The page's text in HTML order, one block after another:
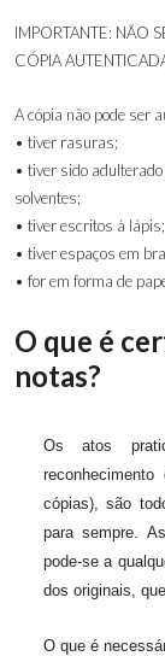
IMPORTANTE: NÃO
CÓPIA
A cópia não pode ser
• tiver rasuras;
• tiver sido
solventes;
• tiver escritos à lápis;
• tiver espaços em
• for em forma de
O que é
notas?
Os atos
cópias), são
para sempre.
pode-se a
dos originais,
O que é